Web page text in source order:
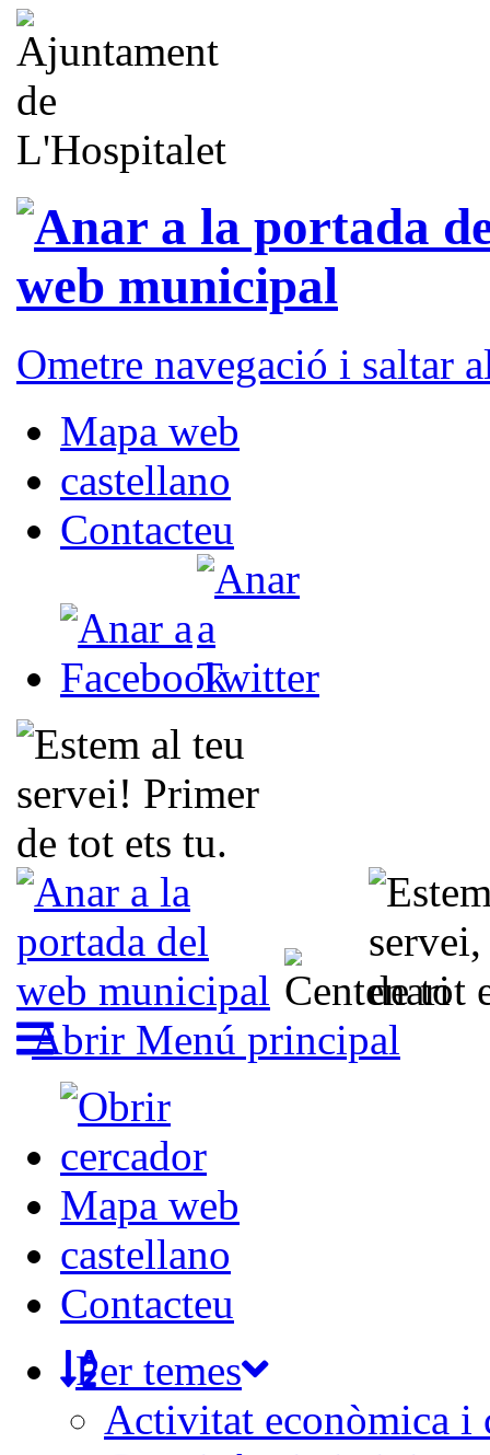
Ometre navegació i saltar
Mapa web
castellano
Contacteu
Abrir Menú principal
Mapa web
castellano
Contacteu
Per temes
Activitat econòmica i